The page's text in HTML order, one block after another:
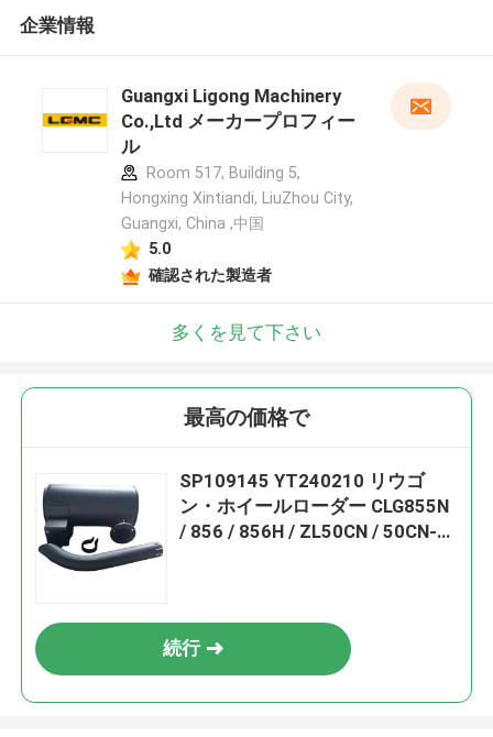
企業情報
Guangxi Ligong Machinery
Co.,Ltd メーカープロフィー
ル
Room 517, Building 5,
Hongxing Xintiandi, LiuZhou City,
Guangxi, China ,中国
5.0
確認された製造者
多くを見て下さい
最高の価格で
SP109145 YT240210 リウゴ
ン・ホイールローダー CLG855N
/ 856 / 856H / ZL50CN / 50CN-
続行